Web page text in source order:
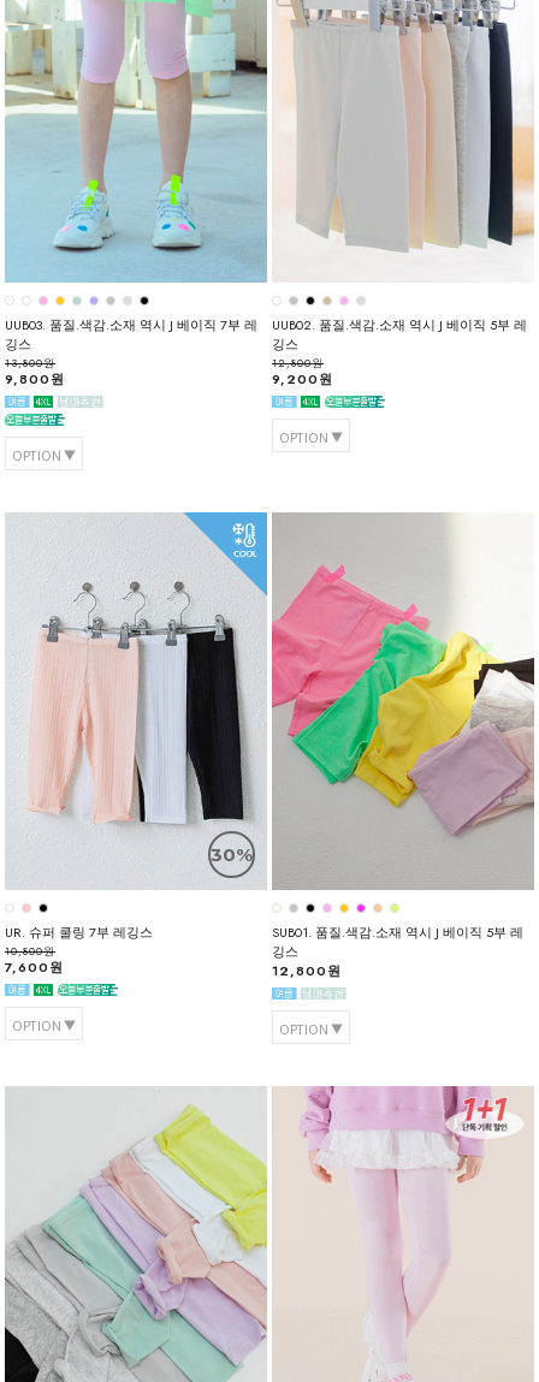
UUB03. 품질.색감.소재 역시 J 베이직 7부 레
깅스
13,800원
9,800원
OPTION
UUB02. 품질.색감.소재 역시 J 베이직 5부 레
깅스
12,800원
9,200원
OPTION
30%
UR. 슈퍼 쿨링 7부 레깅스
10,800원
7,600원
OPTION
SUB01. 품질.색감.소재 역시 J 베이직 5부 레
깅스
12,800원
OPTION